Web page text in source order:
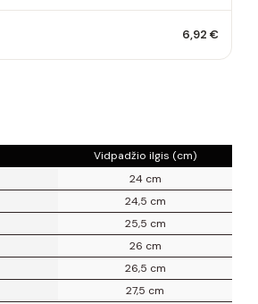
6,92 €
Vidpadžio ilgis (cm)
24 cm
24,5 cm
25,5 cm
26 cm
26,5 cm
27,5 cm